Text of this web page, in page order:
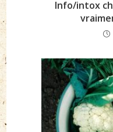
Info/intox